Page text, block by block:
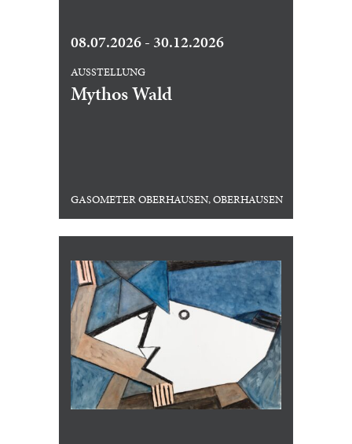
08.07.2026 - 30.12.2026
AUSSTELLUNG
Mythos Wald
GASOMETER OBERHAUSEN, OBERHAUSEN